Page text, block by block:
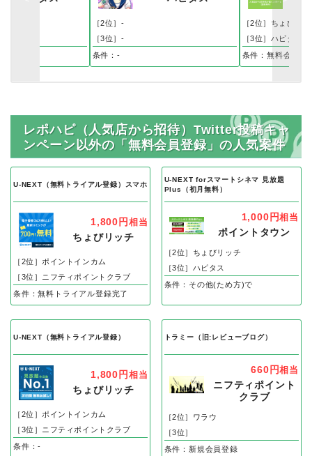
［2位］-
［3位］-
条件：-
［2位］ちょびリ
［3位］ハピタス
条件：無料会員登
レポハピ（人気店から招待）Twitter投稿キャ
ンペーン以外の「無料会員登録」の人気案件
U-NEXT（無料トライアル登録）スマホ
1,800円 相当
ちょびリッチ
［2位］ポイントインカム
［3位］ニフティポイントクラブ
条件：無料トライアル登録完了
U-NEXT forスマートシネマ 見放題
Plus（初月無料）
1,000円相当
ポイントタウン
［2位］ちょびリッチ
［3位］ハピタス
条件：その他(ため方)で
U-NEXT（無料トライアル登録）
1,800円 相当
ちょびリッチ
［2位］ポイントインカム
［3位］ニフティポイントクラブ
条件：-
トラミー（旧:レビューブログ）
660円相当
ニフティポイント
クラブ
［2位］ワラウ
［3位］
条件：新規会員登録